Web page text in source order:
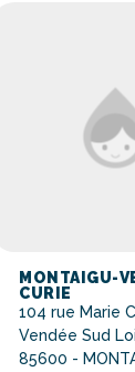
MONTAIGU-
CURIE
104 rue Marie
Vendée Sud
85600 -